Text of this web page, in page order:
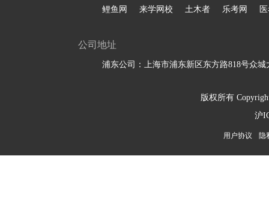
鲤鱼网 来学网校 土木者 乐考网
公司地址
浦东公司：上海市浦东新区东方路818号众城
版权所有
沪
用户协议 隐